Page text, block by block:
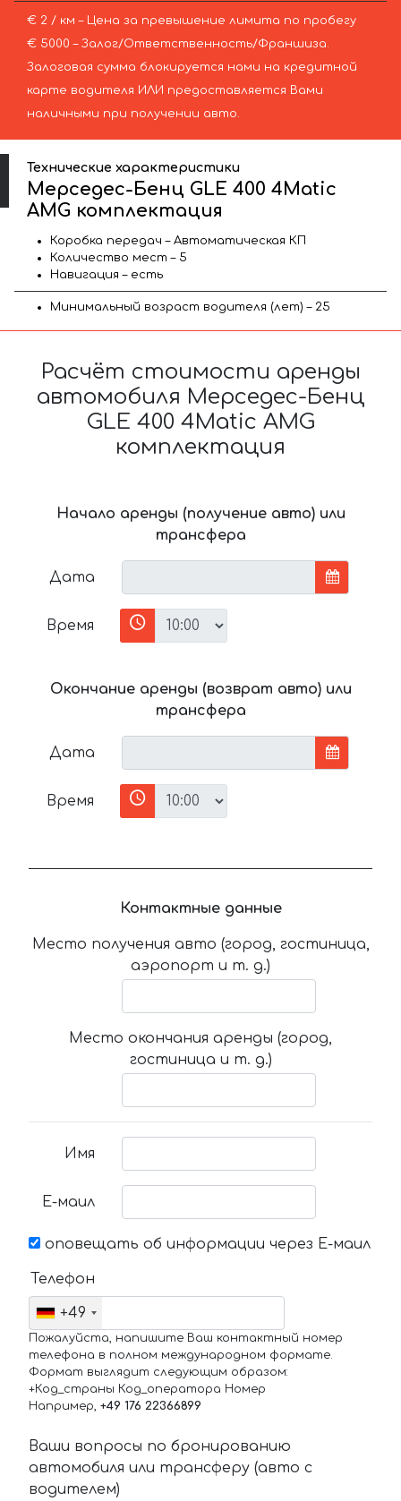
€ 2 / км – Цена за превышение лимита по пробегу
€ 5000 – Залог/Ответственность/Франшиза.
Залоговая сумма блокируется нами на кредитной
карте водителя ИЛИ предоставляется Вами
наличными при получении авто.
Технические характеристики
Мерседес-Бенц GLE 400 4Matic
AMG комплектация
Коробка передач – Автоматическая КП
Количество мест – 5
Навигация – есть
Минимальный возраст водителя (лет) – 25
Расчёт стоимости аренды
автомобиля Мерседес-Бенц
GLE 400 4Matic AMG
комплектация
Начало аренды (получение авто) или
трансфера
Дата
Время
Окончание аренды (возврат авто) или
трансфера
Дата
Время
Контактные данные
Место получения авто (город, гостиница,
аэропорт и т. д.)
Место окончания аренды (город,
гостиница и т. д.)
Имя
Е-маил
оповещать об информации через Е-маил
Телефон
+49
Пожалуйста, напишите Ваш контактный номер
телефона в полном международном формате.
Формат выглядит следующим образом:
+Код_страны Код_оператора Номер
Например, +49 176 22366899
Ваши вопросы по бронированию
автомобиля или трансферу (авто с
водителем)